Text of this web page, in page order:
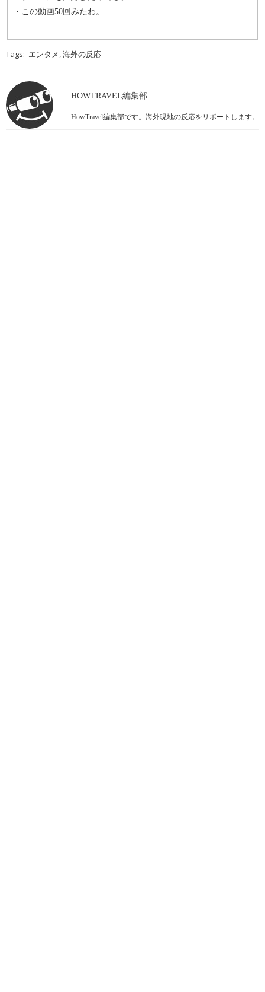
・この動画50回みたわ。
Tags: エンタメ , 海外の反応
HOWTRAVEL編集部
HowTravel編集部です。海外現地の反応をリポートします。